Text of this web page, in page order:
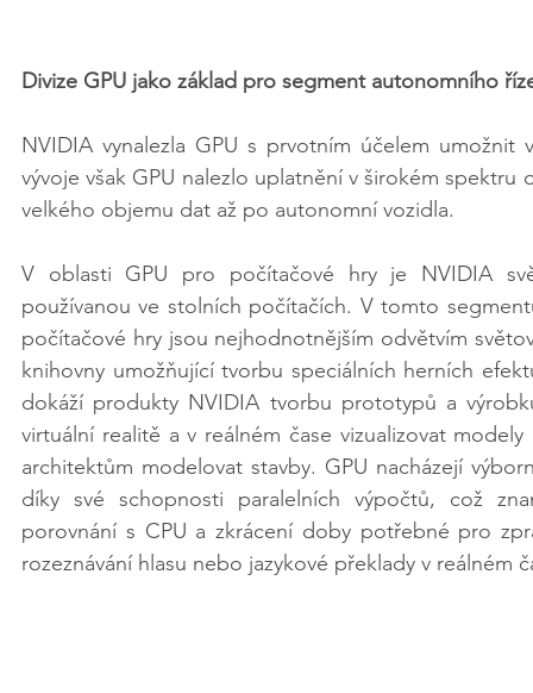
Divize GPU jako základ pro segment autonomního
NVIDIA vynalezla GPU s prvotním účelem
vývoje však GPU nalezlo uplatnění v širokém
velkého objemu dat až po autonomní vozidla.
V oblasti GPU pro počítačové hry je NVIDIA
používanou ve stolních počítačích. V tomto
počítačové hry jsou nejhodnotnějším odvětvím
knihovny umožňující tvorbu speciálních herních
dokáží produkty NVIDIA tvorbu prototypů a
virtuální realitě a v reálném čase vizualizovat
architektům modelovat stavby. GPU nacházejí
díky své schopnosti paralelních výpočtů, což
porovnání s CPU a zkrácení doby potřebné pro
rozeznávání hlasu nebo jazykové překlady v reálném